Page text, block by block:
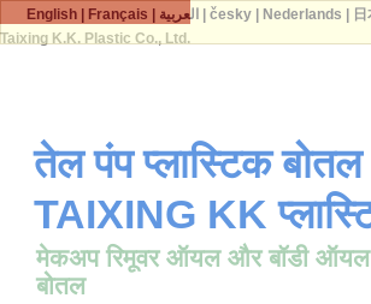
Taixing K.K. Plastic Co., Ltd.
तेल पंप प्लास्टिक बोतल
TAIXING KK
मेकअप रिमूवर ऑयल और बॉडी
बोतल
English Français العربية |česky Nederlands